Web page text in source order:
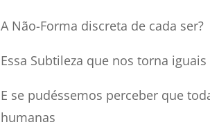
A Não-Forma discreta de cada ser?
Essa Subtileza que nos torna
E se pudéssemos perceber que
humanas